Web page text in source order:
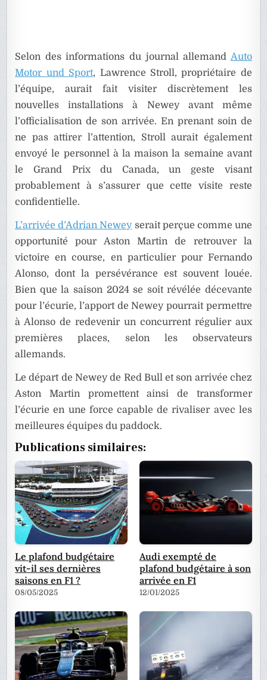
Selon des informations du journal allemand Auto
Motor und Sport, Lawrence Stroll, propriétaire de
l’équipe, aurait fait visiter discrètement les
nouvelles installations à Newey avant même
l’officialisation de son arrivée. En prenant soin de
ne pas attirer l’attention, Stroll aurait également
envoyé le personnel à la maison la semaine avant
le Grand Prix du Canada, un geste visant
probablement à s’assurer que cette visite reste
confidentielle.
L’arrivée d’Adrian Neweyserait perçue comme une
opportunité pour Aston Martin de retrouver la
victoire en course, en particulier pour Fernando
Alonso, dont la persévérance est souvent louée.
Bien que la saison 2024 se soit révélée décevante
pour l’écurie, l’apport de Newey pourrait permettre
à Alonso de redevenir un concurrent régulier aux
premières places, selon les observateurs
allemands.
Le départ de Newey de Red Bull et son arrivée chez
Aston Martin promettent ainsi de transformer
l’écurie en une force capable de rivaliser avec les
meilleures équipes du paddock.
Publications similaires:
Le plafond budgétaire
vit-il ses dernières
saisons en F1 ?
08/05/2025
Audi exempté de
plafond budgétaire à son
arrivée en F1
12/01/2025